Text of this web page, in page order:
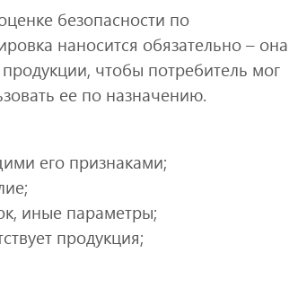
безопасности по
наносится обязательно – она
чтобы потребитель мог
ее по назначению.
его признаками;
иные параметры;
продукция;